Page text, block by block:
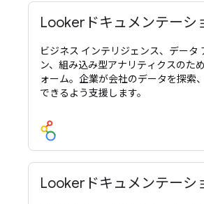
Lookerドキュメンテーシ
ビジネス インテリジェンス、データ
ン、組み込み型アナリティクスのた
ォーム。企業が会社のデータを探索
できるよう支援します。
Lookerドキュメンテーシ